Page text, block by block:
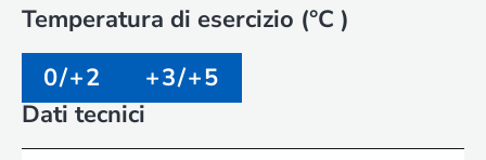
Temperatura di esercizio (°C )
0/+2
+3/+5
Dati tecnici